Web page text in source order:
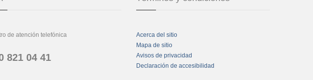
de atención telefónica
821 04 41
Acerca del sitio
Mapa de sitio
Avisos de privacidad
Declaración de accesibilidad